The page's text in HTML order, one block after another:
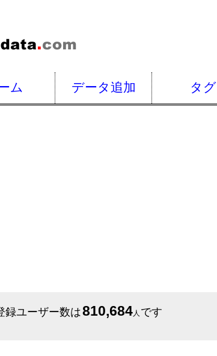
ム データ追加 タグ
録ユーザー数は810,684人 です